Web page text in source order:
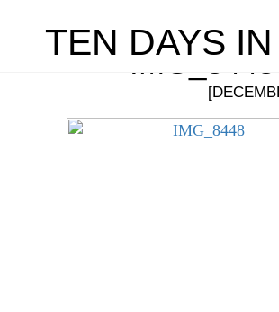
TEN DAYS
IMG_8448